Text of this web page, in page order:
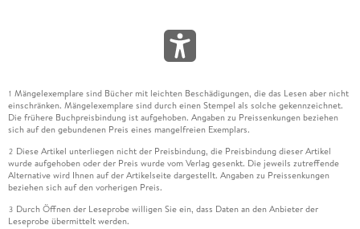
1 Mängelexemplare sind Bücher mit leichten Beschädigungen, die das Lesen aber nicht
einschränken. Mängelexemplare sind durch einen Stempel als solche gekennzeichnet.
Die frühere Buchpreisbindung ist aufgehoben. Angaben zu Preissenkungen beziehen
sich auf den gebundenen Preis eines mangelfreien Exemplars.
2 Diese Artikel unterliegen nicht der Preisbindung, die Preisbindung dieser Artikel
wurde aufgehoben oder der Preis wurde vom Verlag gesenkt. Die jeweils zutreffende
Alternative wird Ihnen auf der Artikelseite dargestellt. Angaben zu Preissenkungen
beziehen sich auf den vorherigen Preis.
3 Durch Öffnen der Leseprobe willigen Sie ein, dass Daten an den Anbieter der
Leseprobe übermittelt werden.